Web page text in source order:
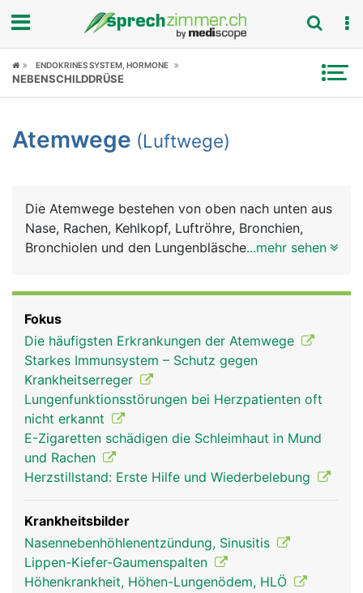
Fokus
Symptome
News
Rubriken
ENDOKRINES SYSTEM, HORMONE
NEBENSCHILDDRÜSE
Atemwege (Luftwege)
Die Atemwege bestehen von oben nach unten aus
Nase, Rachen, Kehlkopf, Luftröhre, Bronchien,
Bronchiolen und den Lungenbläschen, in denen der
Atemwege bezeichnet, von der Luftröhre abwärts
als untere Atemwege. Auf dem Weg zur Lunge
wird die Luft erwärmt, angefeuchtet und gereinigt.
Dies erfolgt über die gut durchbluteten
Schleimhäute der Atemwege, die mit feinsten
Flimmerhärchen ausgestattet sind. Je kälter die
Luft, desto stärker wird die Schleimhaut zur
Erwärmung durchblutet. Die Schleimhaut fängt
ausserdem kleinste eingeatmete Partikel ab (z.B.
Staub, Pollen, Bakterien) und die beweglichen
Flimmerhärchen transportieren den Schleim zurück
in den Rachen wo er entweder geschluckt oder
ausgehustet wird. Zusätzlich zur Reinigung wird
die Atemluft durch die Schleimhaut angefeuchtet.
...mehr sehen
Fokus
Die häufigsten Erkrankungen der Atemwege
Starkes Immunsystem – Schutz gegen
Krankheitserreger
Lungenfunktionsstörungen bei Herzpatienten oft
nicht erkannt
E-Zigaretten schädigen die Schleimhaut in Mund
und Rachen
Herzstillstand: Erste Hilfe und Wiederbelebung
Krankheitsbilder
Nasennebenhöhlenentzündung, Sinusitis
Lippen-Kiefer-Gaumenspalten
Höhenkrankheit, Höhen-Lungenödem, HLÖ